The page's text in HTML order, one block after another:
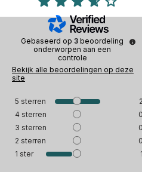
Gebaseerd op 3 beoordeling
onderworpen aan een
controle
Bekijk alle beoordelingen op deze
site
5 sterren
2
4 sterren
0
3 sterren
0
2 sterren
0
1 ster 1